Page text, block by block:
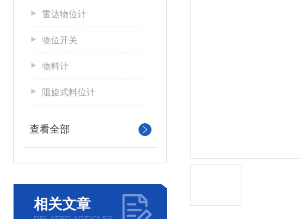
雷达物位计
物位开关
物料计
阻旋式料位计
查看全部
相关文章